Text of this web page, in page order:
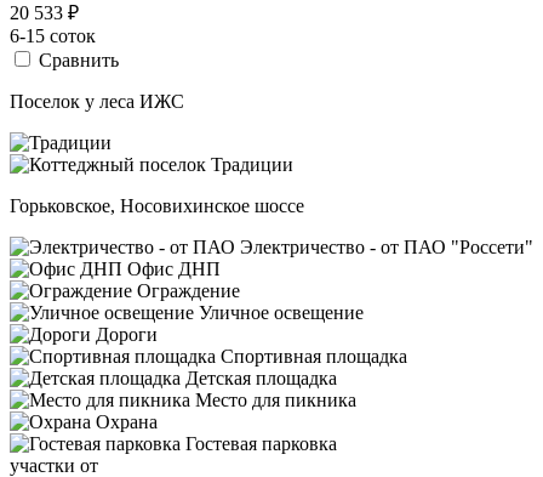
20 533 ₽
6-15 соток
Сравнить
Поселок у леса ИЖС
Горьковское, Носовихинское шоссе
Электричество - от ПАО "Россети"
Офис ДНП
Ограждение
Уличное освещение
Дороги
Спортивная площадка
Детская площадка
Место для пикника
Охрана
Гостевая парковка
участки от